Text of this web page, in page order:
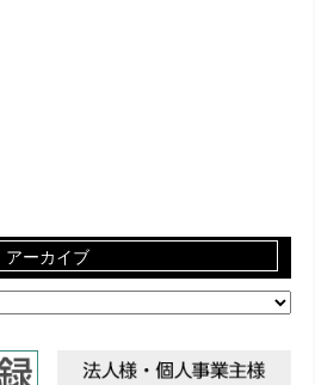
アーカイブ